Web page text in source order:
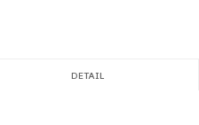
DETAIL